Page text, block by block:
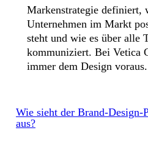
Markenstrategie definiert,
Unternehmen im Markt
steht und wie es über alle
kommuniziert. Bei Vetica
immer dem Design voraus.
Wie sieht der Brand-Design-
aus?